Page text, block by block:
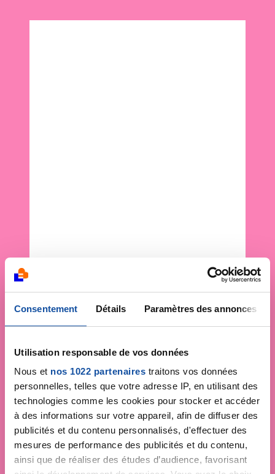
Consentement Détails Paramètres des annonces
Utilisation responsable de vos données
Nous et nos 1022 partenaires traitons vos données
personnelles, telles que votre adresse IP, en utilisant des
technologies comme les cookies pour stocker et accéder
à des informations sur votre appareil, afin de diffuser des
publicités et du contenu personnalisés, d'effectuer des
mesures de performance des publicités et du contenu,
ainsi que de réaliser des études d’audience, favorisant